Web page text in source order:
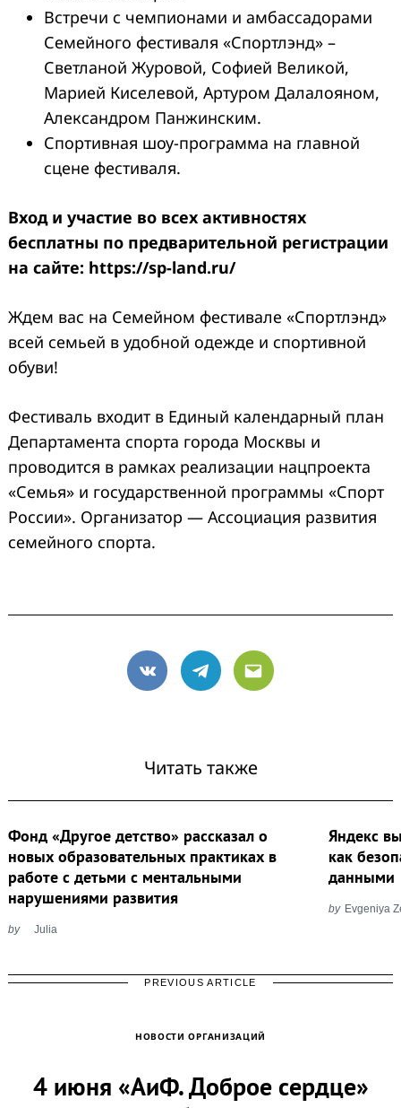
Встречи с чемпионами и амбассадорами
Семейного фестиваля «Спортлэнд» –
Светланой Журовой, Софией Великой,
Марией Киселевой, Артуром Далалояном,
Александром Панжинским.
Спортивная шоу-программа на главной
сцене фестиваля.
Вход и участие во всех активностях
бесплатны по предварительной регистрации
на сайте: https://sp-land.ru/
Ждем вас на Семейном фестивале «Спортлэнд»
всей семьей в удобной одежде и спортивной
обуви!
Фестиваль входит в Единый календарный план
Департамента спорта города Москвы и
проводится в рамках реализации нацпроекта
«Семья» и государственной программы «Спорт
России». Организатор — Ассоциация развития
семейного спорта.
VK Telegram
Email
Читать также
Фонд «Другое детство» рассказал о
новых образовательных практиках в
работе с детьми с ментальными
нарушениями развития
by Julia
Яндекс
как
данными
by Evgeniya
PREVIOUS ARTICLE
НОВОСТИ ОРГАНИЗАЦИЙ
4 июня «АиФ. Доброе сердце»